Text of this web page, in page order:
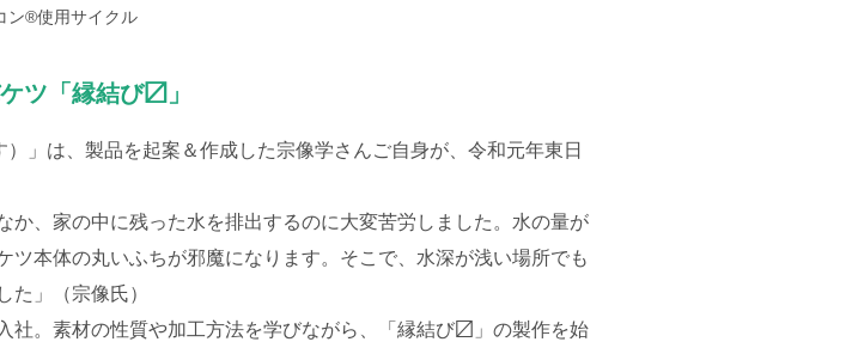
ン®使用サイクル
ツ「縁結び〼」
」は、製品を起案＆作成した宗像学さんご自身が、令和元年東日
、家の中に残った水を排出するのに大変苦労しました。水の量が
本体の丸いふちが邪魔になります。そこで、水深が浅い場所でも
た」（宗像氏）
。素材の性質や加工方法を学びながら、「縁結び〼」の製作を始